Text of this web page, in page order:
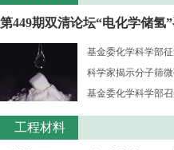
第449期双清论坛“电化学储氢
基金委化学科学部
科学家揭示分子筛
基金委化学科学部
工程材料